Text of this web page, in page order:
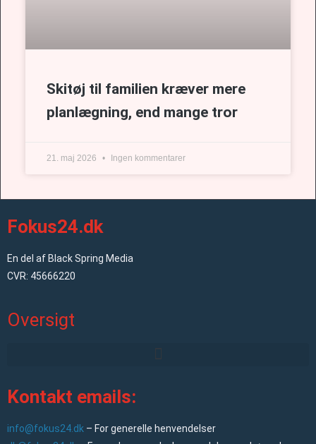
Skitøj til familien kræver mere
planlægning, end mange tror
21. maj 2026 Ingen kommentarer
Fokus24.dk
En del af Black Spring Media
CVR: 45666220
Oversigt
Kontakt emails:
info@fokus24.dk – For generelle henvendelser